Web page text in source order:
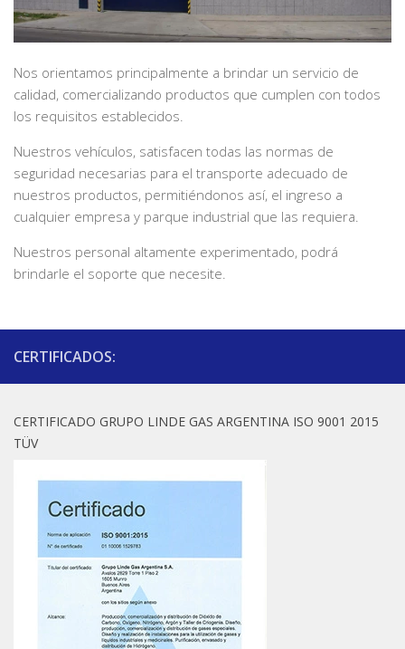
Nos orientamos principalmente a brindar un servicio de
calidad, comercializando productos que cumplen con todos
los requisitos establecidos.
Nuestros vehículos, satisfacen todas las normas de
seguridad necesarias para el transporte adecuado de
nuestros productos, permitiéndonos así, el ingreso a
cualquier empresa y parque industrial que las requiera.
Nuestros personal altamente experimentado, podrá
brindarle el soporte que necesite.
CERTIFICADOS:
CERTIFICADO GRUPO LINDE GAS ARGENTINA ISO 9001 2015
TÜV